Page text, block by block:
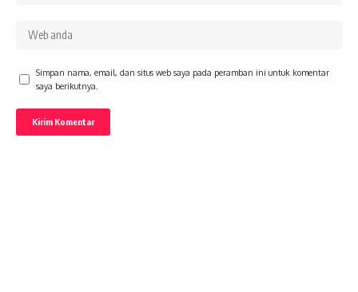
Simpan nama, email, dan situs web saya pada peramban ini untuk komentar
saya berikutnya.